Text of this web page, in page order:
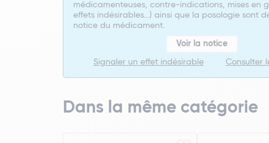
médicamenteuses, contre-indications, mises en
effets indésirables...) ainsi que la posologie sont
notice du médicament.
Voir la notice
Signaler un effet indésirable Consulter
Dans la même catégorie